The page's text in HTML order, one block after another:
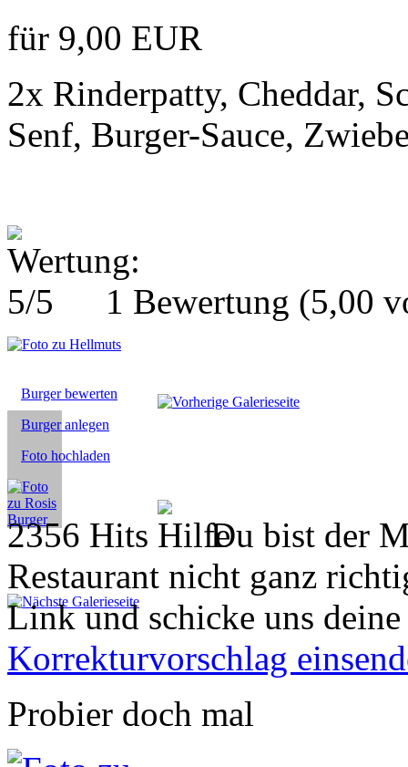
für 9,00 EUR
2x Rinderpatty, Cheddar,
Senf, Burger-Sauce,
1 Bewertung (5,00
Burger bewerten
Burger anlegen
Foto hochladen
2356 Hits
Du bist der
Restaurant nicht ganz
Link und schicke uns
Korrekturvorschlag
Probier doch mal